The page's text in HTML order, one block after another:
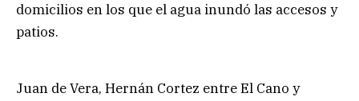
domicilios en los que el agua inundó las accesos y
patios.
Juan de Vera, Hernán Cortez entre El Cano y